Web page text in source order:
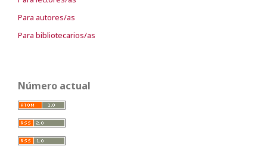
Para autores/as
Para bibliotecarios/as
Número actual